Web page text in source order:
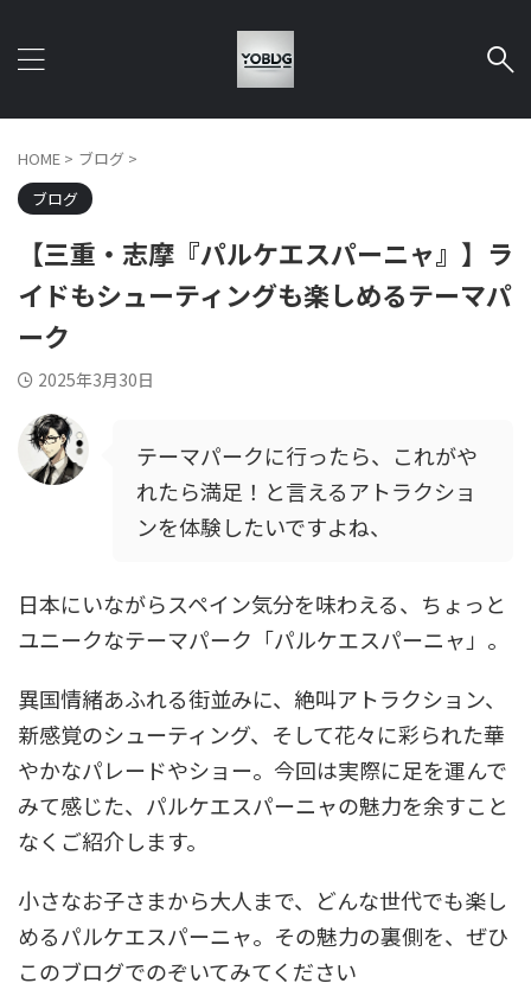
HOME > ブログ >
ブログ
【三重・志摩『パルケエスパーニャ』】ラ
イドもシューティングも楽しめるテーマパ
ーク
2025年3月30日
テーマパークに行ったら、これがや
れたら満足！と言えるアトラクショ
ンを体験したいですよね、
日本にいながらスペイン気分を味わえる、ちょっと
ユニークなテーマパーク「パルケエスパーニャ」。
異国情緒あふれる街並みに、絶叫アトラクション、
新感覚のシューティング、そして花々に彩られた華
やかなパレードやショー。今回は実際に足を運んで
みて感じた、パルケエスパーニャの魅力を余すこと
なくご紹介します。
小さなお子さまから大人まで、どんな世代でも楽し
めるパルケエスパーニャ。その魅力の裏側を、ぜひ
このブログでのぞいてみてください